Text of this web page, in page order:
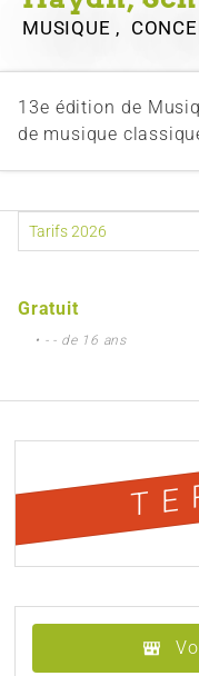
MUSIQUE ,
13e édition de
de musique
Gratuit
• - - de 16 ans